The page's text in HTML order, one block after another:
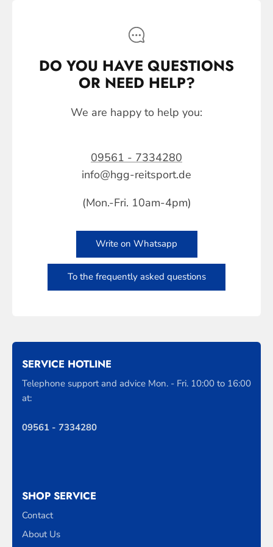
DO YOU HAVE QUESTIONS
OR NEED HELP?
We are happy to help you:
09561 - 7334280
info@hgg-reitsport.de
(Mon.-Fri. 10am-4pm)
Write on Whatsapp
To the frequently asked questions
SERVICE HOTLINE
Telephone support and advice Mon. - Fri. 10:00 to 16:00
at:
09561 - 7334280
SHOP SERVICE
Contact
About Us